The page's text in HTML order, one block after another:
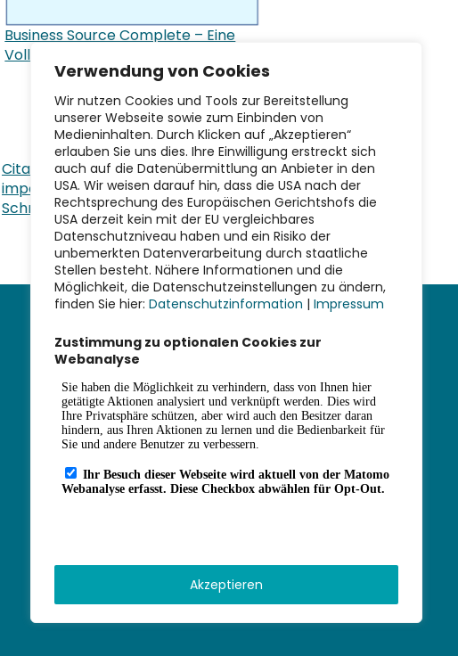
Verwendung von Cookies
Wir nutzen Cookies und Tools zur Bereitstellung
unserer Webseite sowie zum Einbinden von
Medieninhalten. Durch Klicken auf „Akzeptieren“
erlauben Sie uns dies. Ihre Einwilligung erstreckt sich
auch auf die Datenübermittlung an Anbieter in den
USA. Wir weisen darauf hin, dass die USA nach der
Rechtsprechung des Europäischen Gerichtshofs die
USA derzeit kein mit der EU vergleichbares
Datenschutzniveau haben und ein Risiko der
unbemerkten Datenverarbeitung durch staatliche
Stellen besteht. Nähere Informationen und die
Möglichkeit, die Datenschutzeinstellungen zu ändern,
finden Sie hier: Datenschutzinformation | Impressum
Zustimmung zu optionalen Cookies zur
Webanalyse
Akzeptieren
Business Source Complete – Eine
Volltextdatenbank
Citavi-Projekte in Zotero
importieren: Schritt-für-
Schritt-Anleitung
Weiterführende Links
Impressum
Datenschutz
Erklärung zur Barrierefreiheit
Haus- und Benutzungsordnung
Kontakt
Anfahrt